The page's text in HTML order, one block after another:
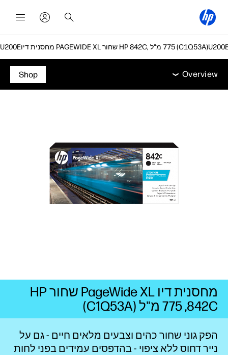
מחסנית דיו PAGEWIDE XL שחור HP 842C, ‏775 מ"ל (C1Q53A)
Overview
תמיכה
Overview
Shop
הפק גוני שחור כהים וצבעים מלאים חיים - גם על
נייר דחוס ללא ציפוי - בהדפסים עמידים בפני לחות
מחסנית דיו PageWide XL שחור HP
842C, ‏775 מ"ל (C1Q53A)